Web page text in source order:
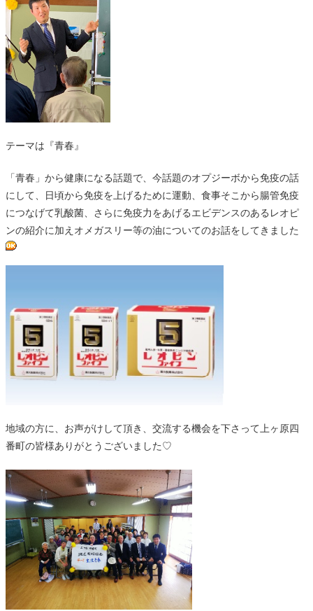
テーマは『青春』
「青春」から健康になる話題で、今話題のオプジーボから免疫の話
にして、日頃から免疫を上げるために運動、食事そこから腸管免疫
につなげて乳酸菌、さらに免疫力をあげるエビデンスのあるレオピ
ンの紹介に加えオメガスリー等の油についてのお話をしてきました
地域の方に、お声がけして頂き、交流する機会を下さって上ヶ原四
番町の皆様ありがとうございました♡